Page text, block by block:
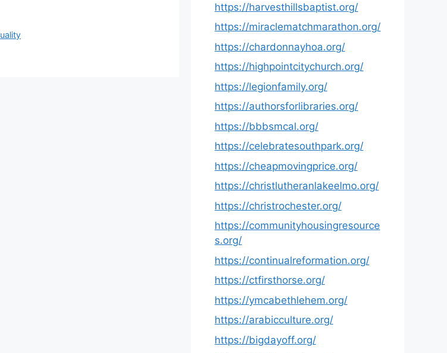
https://harvesthillsbaptist.org/
https://miraclematchmarathon.org/
https://chardonnayhoa.org/
https://highpointcitychurch.org/
https://legionfamily.org/
https://authorsforlibraries.org/
https://bbbsmcal.org/
https://celebratesouthpark.org/
https://cheapmovingprice.org/
https://christlutheranlakeelmo.org/
https://christrochester.org/
https://communityhousingresource
s.org/
https://continualreformation.org/
https://ctfirsthorse.org/
https://ymcabethlehem.org/
https://arabicculture.org/
https://bigdayoff.org/